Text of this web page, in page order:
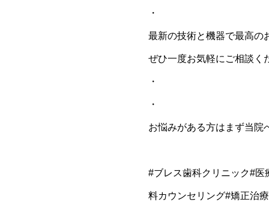
・
最新の技術と機器で最高の
ぜひ一度お気軽にご相談く
・
・
お悩みがある方はまず当
#ブレス歯科クリニック#
料カウンセリング#矯正治